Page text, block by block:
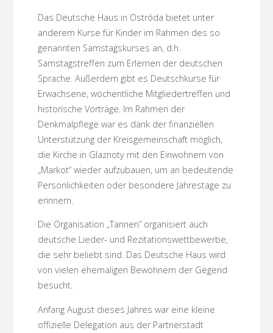
Das Deutsche Haus in Ostróda bietet unter
anderem Kurse für Kinder im Rahmen des so
genannten Samstagskurses an, d.h.
Samstagstreffen zum Erlernen der deutschen
Sprache. Außerdem gibt es Deutschkurse für
Erwachsene, wöchentliche Mitgliedertreffen und
historische Vorträge. Im Rahmen der
Denkmalpflege war es dank der finanziellen
Unterstützung der Kreisgemeinschaft möglich,
die Kirche in Glaznoty mit den Einwohnern von
„Markot“ wieder aufzubauen, um an bedeutende
Persönlichkeiten oder besondere Jahrestage zu
erinnern.
Die Organisation „Tannen” organisiert auch
deutsche Lieder- und Rezitationswettbewerbe,
die sehr beliebt sind. Das Deutsche Haus wird
von vielen ehemaligen Bewohnern der Gegend
besucht.
Anfang August dieses Jahres war eine kleine
offizielle Delegation aus der Partnerstadt